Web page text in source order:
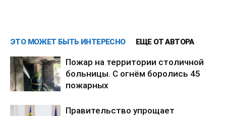
ЭТО МОЖЕТ БЫТЬ ИНТЕРЕСНО ЕЩЕ ОТ АВТОРА
Пожар на территории столичной
больницы. С огнём боролись 45
пожарных
Правительство упрощает